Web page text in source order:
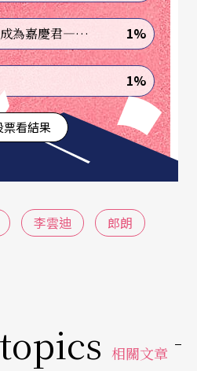
不對勁？
，以最擅長行銷的日本市場
：一九九九年當堀田由美擔
小畑健繪製的暢銷漫畫《棋
，除了漫畫版賣的嚇嚇叫之
成為電視動畫版，搭配日
香里擔任監修，一局又一
更將圍棋變成既考據經典
整個日本掀起一股圍棋熱
《轉生到異世界成為嘉慶君—發現我的祖先是詐騙集團!?》 1%
1%
票看結果
李雲迪 郎朗
相關文章